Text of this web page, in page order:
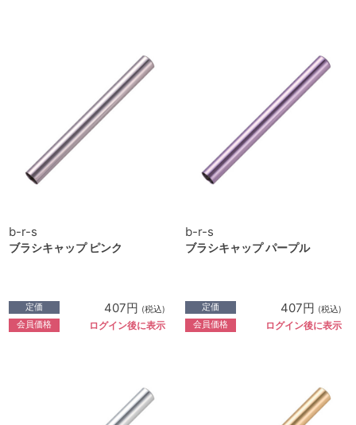
b-r-s
ブラシキャップ ピンク
定価 407円 (税込)
会員価格 ログイン後に表示
b-r-s
ブラシキャップ パープル
定価 407円 (税込)
会員価格 ログイン後に表示